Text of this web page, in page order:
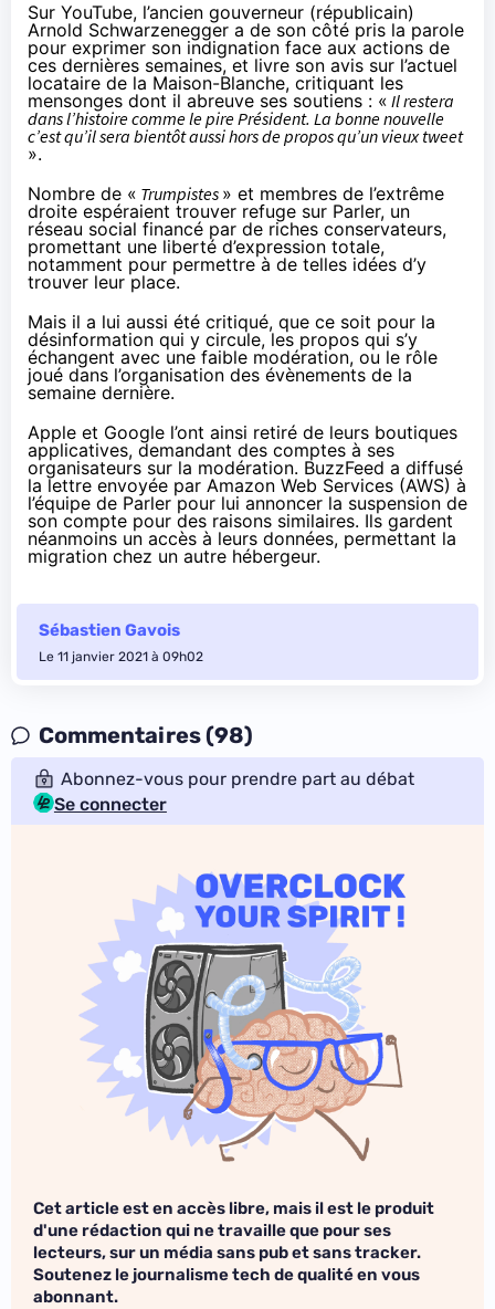
Sur YouTube, l’ancien gouverneur (républicain)
Arnold Schwarzenegger a de son côté pris la parole
pour exprimer son indignation face aux actions de
ces dernières semaines, et livre son avis sur l’actuel
locataire de la Maison-Blanche, critiquant les
mensonges dont il abreuve ses soutiens : « Il restera
dans l’histoire comme le pire Président. La bonne nouvelle
c’est qu’il sera bientôt aussi hors de propos qu’un vieux tweet
».
Nombre de « Trumpistes » et membres de l’extrême
droite espéraient trouver refuge sur Parler, un
réseau social financé par de riches conservateurs,
promettant une liberté d’expression totale,
notamment pour permettre à de telles idées d’y
trouver leur place.
Mais il a lui aussi été critiqué, que ce soit pour la
désinformation qui y circule, les propos qui s’y
échangent avec une faible modération, ou le rôle
joué dans l’organisation des évènements de la
semaine dernière.
Apple et Google l’ont ainsi retiré de leurs boutiques
applicatives, demandant des comptes à ses
organisateurs sur la modération. BuzzFeed a diffusé
la lettre envoyée par Amazon Web Services (AWS) à
l’équipe de Parler pour lui annoncer la suspension de
son compte pour des raisons similaires. Ils gardent
néanmoins un accès à leurs données, permettant la
migration chez un autre hébergeur.
Sébastien Gavois
Le 11 janvier 2021 à 09h02
Commentaires (98)
Abonnez-vous pour prendre part au débat
Se connecter
Cet article est en accès libre, mais il est le produit
d'une rédaction qui ne travaille que pour ses
lecteurs, sur un média sans pub et sans tracker.
Soutenez le journalisme tech de qualité en vous
abonnant.